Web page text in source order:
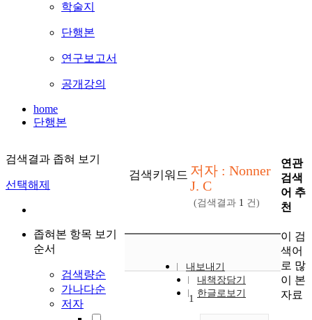
학술지
단행본
연구보고서
공개강의
home
단행본
검색결과 좁혀 보기
선택해제
좁혀본 항목 보기
순서
검색량순
가나다순
저자
검색키워드 저자 : Nonner
J. C
(검색결과 1 건)
내보내기
내책장담기
한글로보기
1
연관
검색
어 추
천
이 검
색어
로 많
이 본
자료